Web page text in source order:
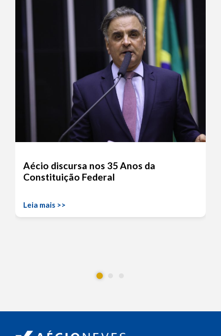
Aécio discursa nos 35 Anos da
Constituição Federal
Leia mais >>